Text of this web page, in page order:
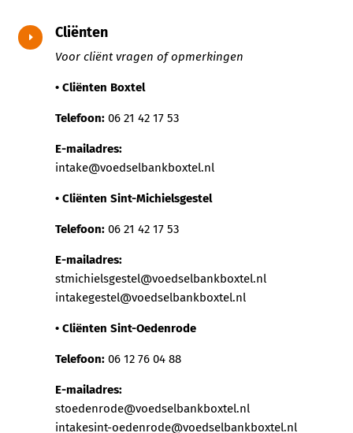
E Cliënten
Voor cliënt vragen of opmerkingen
• Cliënten Boxtel
Telefoon: 06 21 42 17 53
E-mailadres:
intake@voedselbankboxtel.nl
• Cliënten Sint-Michielsgestel
Telefoon: 06 21 42 17 53
E-mailadres:
stmichielsgestel@voedselbankboxtel.nl
intakegestel@voedselbankboxtel.nl
• Cliënten Sint-Oedenrode
Telefoon: 06 12 76 04 88
E-mailadres:
stoedenrode@voedselbankboxtel.nl
intakesint-oedenrode@voedselbankboxtel.nl